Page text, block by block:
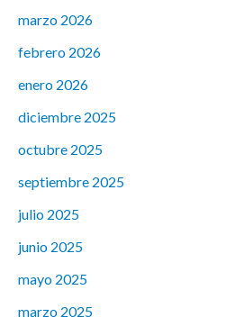
marzo 2026
febrero 2026
enero 2026
diciembre 2025
octubre 2025
septiembre 2025
julio 2025
junio 2025
mayo 2025
marzo 2025